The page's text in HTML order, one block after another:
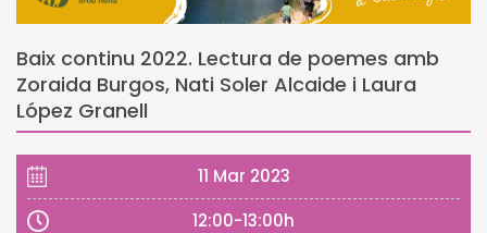
Baix continu 2022. Lectura de poemes amb
Zoraida Burgos, Nati Soler Alcaide i Laura
López Granell
11 Mar 2023
12:00-13:00h